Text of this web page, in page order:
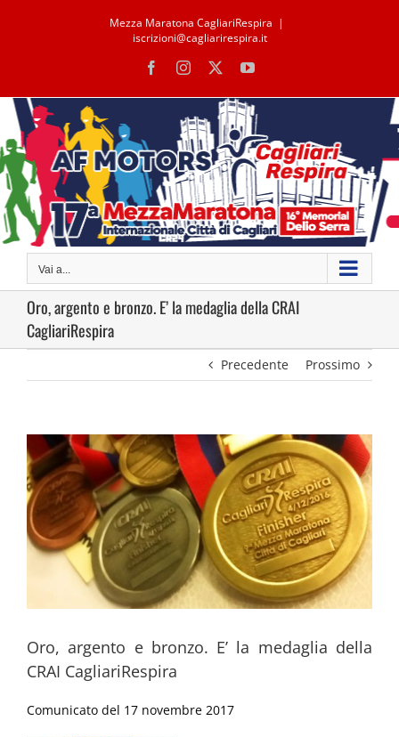
Mezza Maratona CagliariRespira |
iscrizioni@cagliarirespira.it
FacebookInstagram YouTube
Vai a...
Oro, argento e bronzo. E’ la medaglia della CRAI
CagliariRespira
Precedente Prossimo
Ingrandisci
immagine
Oro, argento e bronzo. E’ la medaglia della
CRAI CagliariRespira
Comunicato del 17 novembre 2017